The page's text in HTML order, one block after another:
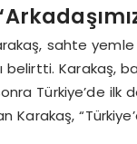
sahte
belirtti. Karakaş,
Türkiye’de ilk
Karakaş,